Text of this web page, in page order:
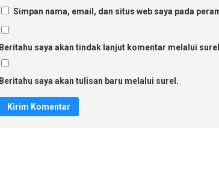
Simpan nama, email, dan situs web saya pada
Beritahu saya akan tindak lanjut komentar melalui
Beritahu saya akan tulisan baru melalui surel.